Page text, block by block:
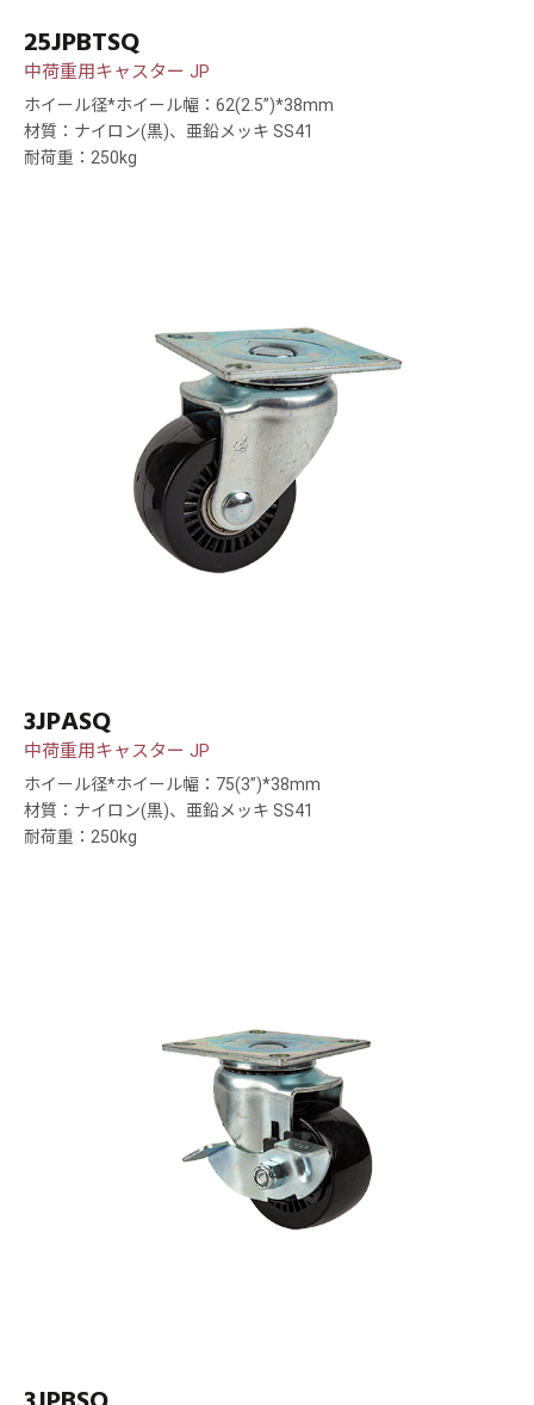
25JPBTSQ
中荷重用キャスター JP
ホイール径*ホイール幅：62(2.5”)*38mm
材質：ナイロン(黒)、亜鉛メッキ SS41
耐荷重：250kg
3JPASQ
中荷重用キャスター JP
ホイール径*ホイール幅：75(3”)*38mm
材質：ナイロン(黒)、亜鉛メッキ SS41
耐荷重：250kg